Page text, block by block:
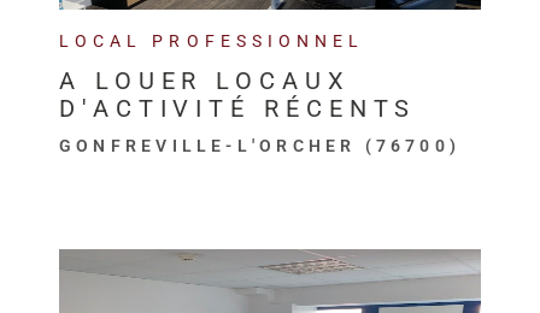
LOCAL PROFESSIONNEL
A LOUER LOCAUX
D'ACTIVITÉ RÉCENTS
GONFREVILLE-L'ORCHER (76700)